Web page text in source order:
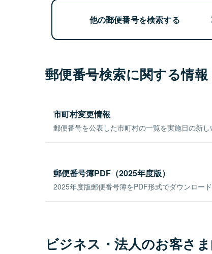
他の郵便番号を検索する
郵便番号検索に関する情報
市町村変更情報
郵便番号を公表した市町村の一覧を実施日の新し
郵便番号簿PDF（2025年度版）
2025年度版郵便番号簿をPDF形式でダウンロード
ビジネス・法人のお客さ